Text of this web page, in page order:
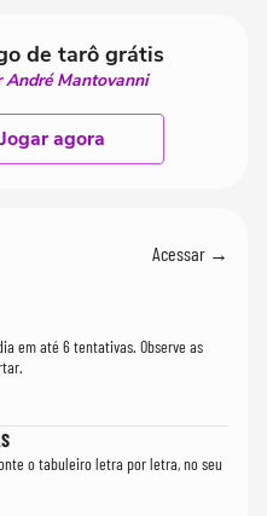
de tarô grátis
André Mantovanni
Jogar agora
Acessar →
em até 6 tentativas. Observe as
o tabuleiro letra por letra, no seu